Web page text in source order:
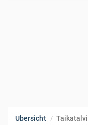
Übersicht Taikatalvi